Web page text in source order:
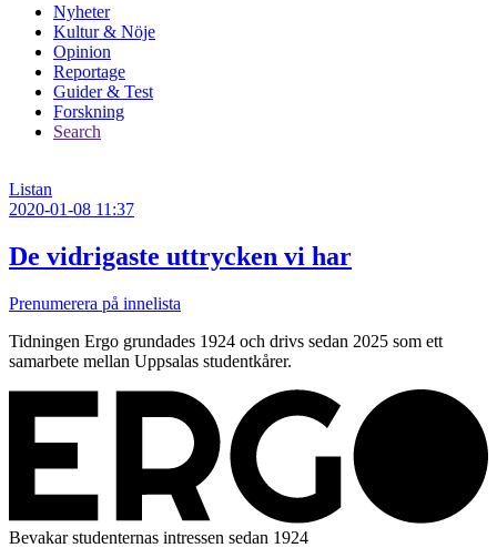
Nyheter
Kultur & Nöje
Opinion
Reportage
Guider & Test
Forskning
Search
Listan
2020-01-08 11:37
De vidrigaste uttrycken vi har
Prenumerera på innelista
Tidningen Ergo grundades 1924 och drivs sedan 2025 som ett
samarbete mellan Uppsalas studentkårer.
Bevakar studenternas intressen sedan 1924